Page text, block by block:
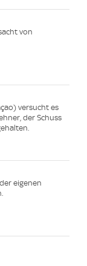
von
versucht es
der Schuss
eigenen